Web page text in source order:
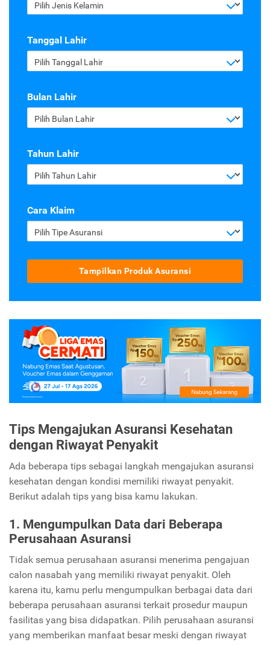
Pilih Jenis Kelamin
Tanggal Lahir
Pilih Tanggal Lahir
Bulan Lahir
Pilih Bulan Lahir
Tahun Lahir
Pilih Tahun Lahir
Cara Klaim
Pilih Tipe Asuransi
Tampilkan Produk Asuransi
Tips Mengajukan Asuransi Kesehatan
dengan Riwayat Penyakit
Ada beberapa tips sebagai langkah mengajukan asuransi
kesehatan dengan kondisi memiliki riwayat penyakit.
Berikut adalah tips yang bisa kamu lakukan.
1. Mengumpulkan Data dari Beberapa
Perusahaan Asuransi
Tidak semua perusahaan asuransi menerima pengajuan
calon nasabah yang memiliki riwayat penyakit. Oleh
karena itu, kamu perlu mengumpulkan berbagai data dari
beberapa perusahaan asuransi terkait prosedur maupun
fasilitas yang bisa didapatkan. Pilih perusahaan asuransi
yang memberikan manfaat besar meski dengan riwayat